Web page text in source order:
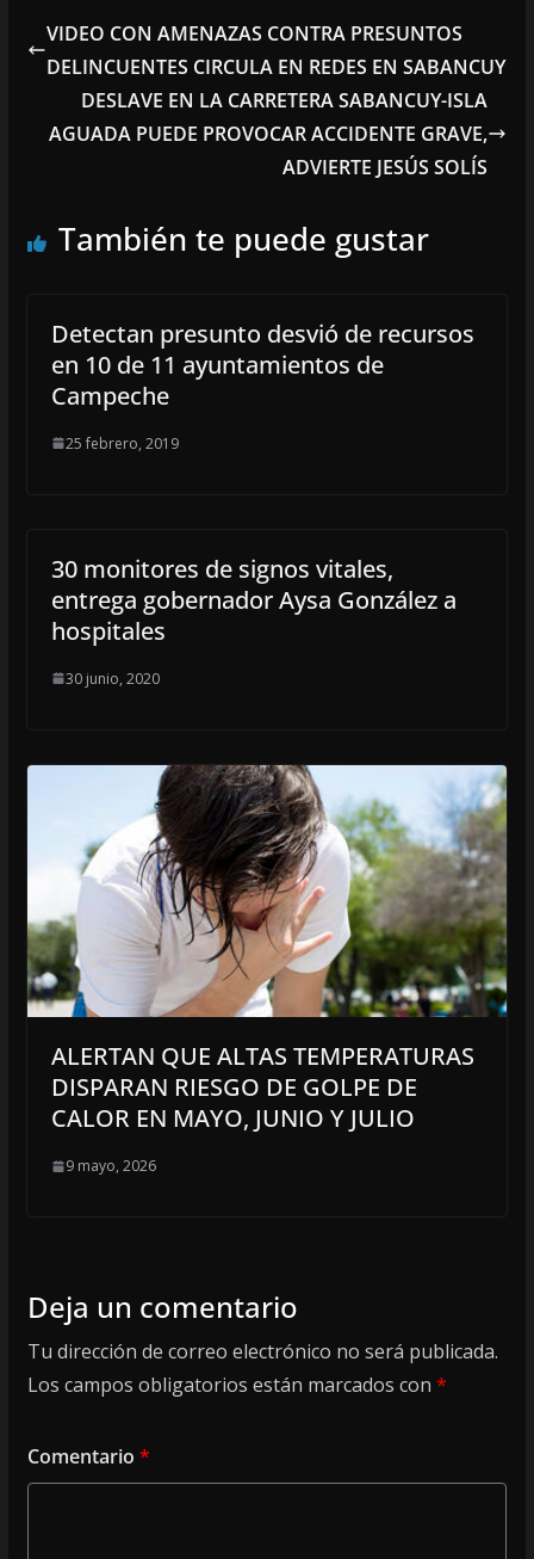
VIDEO CON AMENAZAS CONTRA PRESUNTOS
DELINCUENTES CIRCULA EN REDES EN SABANCUY
DESLAVE EN LA CARRETERA SABANCUY-ISLA
AGUADA PUEDE PROVOCAR ACCIDENTE GRAVE,
ADVIERTE JESÚS SOLÍS
También te puede gustar
Detectan presunto desvió de recursos
en 10 de 11 ayuntamientos de
Campeche
25 febrero, 2019
30 monitores de signos vitales,
entrega gobernador Aysa González a
hospitales
30 junio, 2020
ALERTAN QUE ALTAS TEMPERATURAS
DISPARAN RIESGO DE GOLPE DE
CALOR EN MAYO, JUNIO Y JULIO
9 mayo, 2026
Deja un comentario
Tu dirección de correo electrónico no será publicada.
Los campos obligatorios están marcados con *
Comentario *